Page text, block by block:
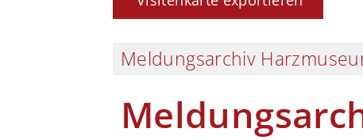
Meldungsarchiv